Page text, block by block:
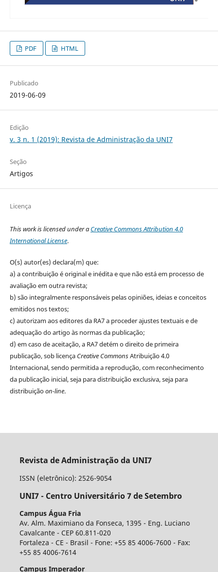
PDF HTML
Publicado
2019-06-09
Edição
v. 3 n. 1 (2019): Revista de Administração da UNI7
Seção
Artigos
Licença
This work is licensed under a Creative Commons Attribution 4.0
International License.
O(s) autor(es) declara(m) que:
a) a contribuição é original e inédita e que não está em processo de
avaliação em outra revista;
b) são integralmente responsáveis pelas opiniões, ideias e conceitos
emitidos nos textos;
c) autorizam aos editores da RA7 a proceder ajustes textuais e de
adequação do artigo às normas da publicação;
d) em caso de aceitação, a RA7 detém o direito de primeira
publicação, sob licença Creative CommonsAtribuição 4.0
Internacional, sendo permitida a reprodução, com reconhecimento
da publicação inicial, seja para distribuição exclusiva, seja para
distribuiçãoon-line.
Revista de Administração da UNI7
ISSN (eletrônico): 2526-9054
UNI7 - Centro Universitário 7 de Setembro
Campus Água Fria
Av. Alm. Maximiano da Fonseca, 1395 - Eng. Luciano
Cavalcante - CEP 60.811-020
Fortaleza - CE - Brasil - Fone: +55 85 4006-7600 - Fax:
+55 85 4006-7614
Campus Imperador